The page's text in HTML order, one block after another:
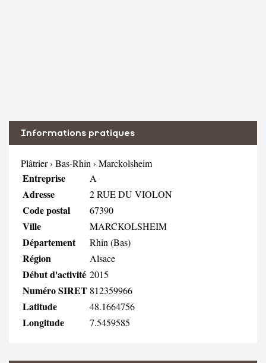
Informations pratiques
Plâtrier› Bas-Rhin › Marckolsheim
Entreprise A
Adresse 2 RUE DU VIOLON
Code postal 67390
Ville MARCKOLSHEIM
Département Rhin (Bas)
Région Alsace
Début d'activité 2015
Numéro SIRET 812359966
Latitude 48.1664756
Longitude 7.5459585